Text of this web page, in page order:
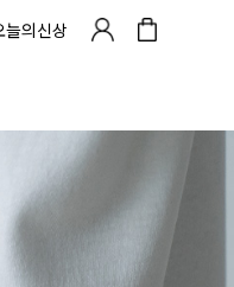
늘의신상